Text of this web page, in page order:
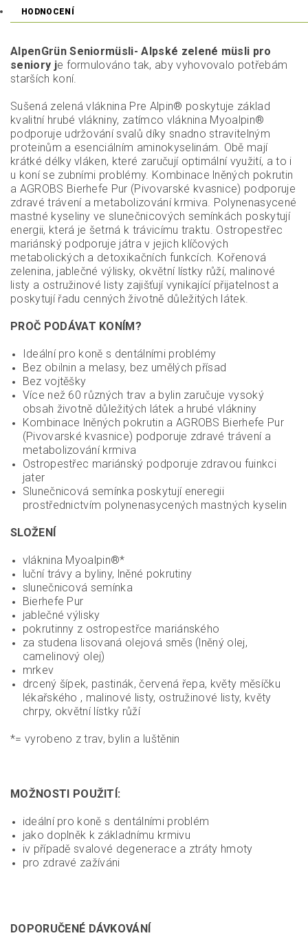
HODNOCENÍ
AlpenGrün Seniormüsli- Alpské zelené müsli pro
seniory je formulováno tak, aby vyhovovalo potřebám
starších koní.
Sušená zelená vláknina Pre Alpin® poskytuje základ
kvalitní hrubé vlákniny, zatímco vláknina Myoalpin®
podporuje udržování svalů díky snadno stravitelným
proteinům a esenciálním aminokyselinám. Obě mají
krátké délky vláken, které zaručují optimální využití, a to i
u koní se zubními problémy. Kombinace lněných pokrutin
a AGROBS Bierhefe Pur (Pivovarské kvasnice) podporuje
zdravé trávení a metabolizování krmiva. Polynenasycené
mastné kyseliny ve slunečnicových semínkách poskytují
energii, která je šetrná k trávicímu traktu. Ostropestřec
mariánský podporuje játra v jejich klíčových
metabolických a detoxikačních funkcích. Kořenová
zelenina, jablečné výlisky, okvětní lístky růží, malinové
listy a ostružinové listy zajišťují vynikající přijatelnost a
poskytují řadu cenných životně důležitých látek.
PROČ PODÁVAT KONÍM?
Ideální pro koně s dentálními problémy
Bez obilnin a melasy, bez umělých přísad
Bez vojtěšky
Více než 60 různých trav a bylin zaručuje vysoký
obsah životně důležitých látek a hrubé vlákniny
Kombinace lněných pokrutin a AGROBS Bierhefe Pur
(Pivovarské kvasnice) podporuje zdravé trávení a
metabolizování krmiva
Ostropestřec mariánský podporuje zdravou fuinkci
jater
Slunečnicová semínka poskytují eneregii
prostřednictvím polynenasycených mastných kyselin
SLOŽENÍ
vláknina Myoalpin®*
luční trávy a byliny, lněné pokrutiny
slunečnicová semínka
Bierhefe Pur
jablečné výlisky
pokrutinny z ostropestřce mariánského
za studena lisovaná olejová směs (lněný olej,
camelinový olej)
mrkev
drcený šípek, pastinák, červená řepa, květy měsíčku
lékařského , malinové listy, ostružinové listy, květy
chrpy, okvětní lístky růží
*= vyrobeno z trav, bylin a luštěnin
MOŽNOSTI POUŽITÍ:
ideální pro koně s dentálními problém
jako doplněk k základnímu krmivu
iv případě svalové degenerace a ztráty hmoty
pro zdravé zažíváni
DOPORUČENÉ DÁVKOVÁNÍ